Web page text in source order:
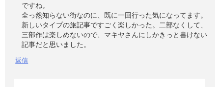
ですね。
全っ然知らない街なのに、既に一回行った気になってます。
新しいタイプの旅記事ですごく楽しかった。二部なくして、
三部作は楽しめないので、マキヤさんにしかきっと書けない
記事だと思いました。
返信